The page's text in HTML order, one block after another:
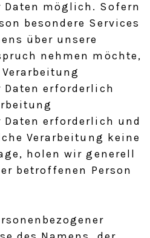
Daten möglich. Sofern
besondere Services
über unsere
nehmen möchte,
Daten erforderlich
Daten erforderlich und
Verarbeitung keine
holen wir generell
betroffenen Person